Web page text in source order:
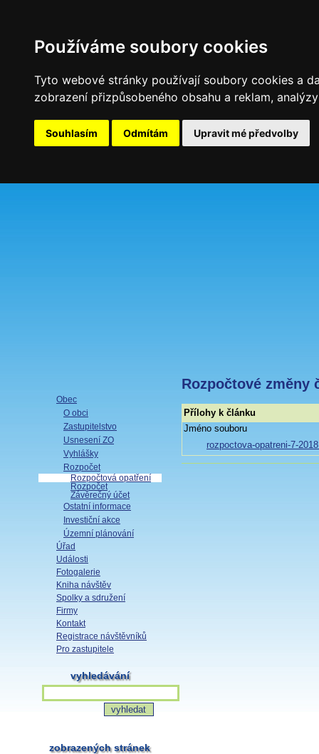
Používáme soubory cookies
Tyto webové stránky používají soubory cookies a
zobrazení přizpůsobeného obsahu a reklam,
Souhlasím Odmítám Upravit mé předvolby
Obec
O obci
Zastupitelstvo
Usnesení ZO
Vyhlášky
Rozpočet
Rozpočtová opatření
Rozpočet
Závěrečný účet
Ostatní informace
Investiční akce
Územní plánování
Úřad
Události
Fotogalerie
Kniha návštěv
Spolky a sdružení
Firmy
Kontakt
Registrace návštěvníků
Pro zastupitele
vyhledávání
zobrazených stránek
Rozpočtové změny
Přílohy k článku
Jméno souboru
rozpoctova-opatreni-7-